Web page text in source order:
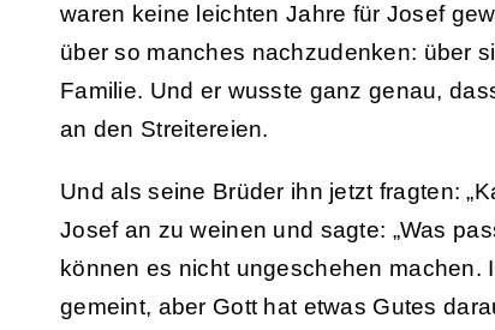
waren keine leichten Jahre für Josef
über so manches nachzudenken: über
Familie. Und er wusste ganz genau,
an den Streitereien.
Und als seine Brüder ihn jetzt fragten:
Josef an zu weinen und sagte: „Was
können es nicht ungeschehen machen.
gemeint, aber Gott hat etwas Gutes